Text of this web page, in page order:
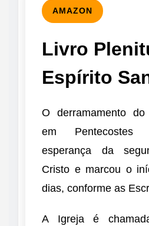
AMAZON
Livro
Espírito
O derramamento
em Pentecostes
esperança da
Cristo e marcou o
dias, conforme as
A Igreja é